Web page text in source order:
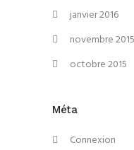
janvier 2016
novembre 2015
octobre 2015
Méta
Connexion